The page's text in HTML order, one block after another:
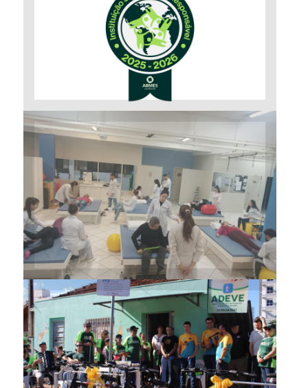
Universidade conquista “Selo
Instituição Socialmente
Responsável” da ABMES
Curso de Fisioterapia
desenvolve projeto com a
ADAU
ADEVE recebe bicicletas
adaptadas pela URI